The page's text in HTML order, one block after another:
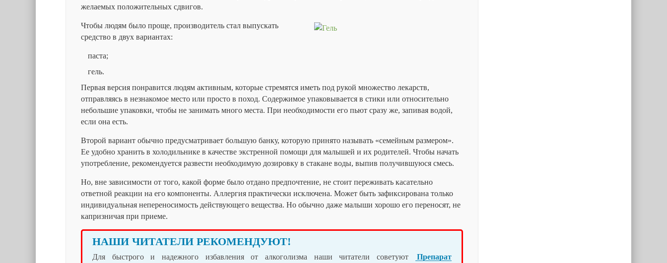
желаемых положительных сдвигов.
Чтобы людям было проще, производитель стал выпускать
средство в двух вариантах:
паста;
гель.
Первая версия понравится людям активным, которые стремятся иметь под рукой множество лекарств,
отправляясь в незнакомое место или просто в поход. Содержимое упаковывается в стики или относительно
небольшие упаковки, чтобы не занимать много места. При необходимости его пьют сразу же, запивая водой,
если она есть.
Второй вариант обычно предусматривает большую банку, которую принято называть «семейным размером».
Ее удобно хранить в холодильнике в качестве экстренной помощи для малышей и их родителей. Чтобы начать
употребление, рекомендуется развести необходимую дозировку в стакане воды, выпив получившуюся смесь.
Но, вне зависимости от того, какой форме было отдано предпочтение, не стоит переживать касательно
ответной реакции на его компоненты. Аллергия практически исключена. Может быть зафиксирована только
индивидуальная непереносимость действующего вещества. Но обычно даже малыши хорошо его переносят, не
капризничая при приеме.
НАШИ ЧИТАТЕЛИ РЕКОМЕНДУЮТ!
Для быстрого и надежного избавления от алкоголизма наши читатели советуют
Препарат